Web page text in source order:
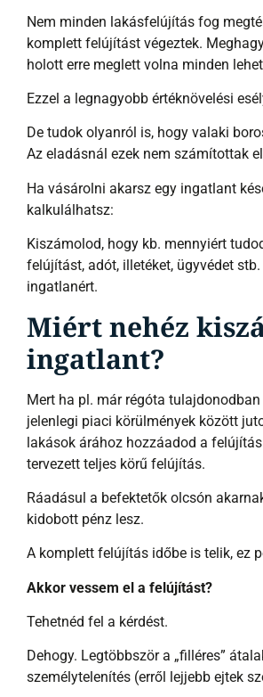
Nem minden lakásfelújítás fog
komplett felújítást végeztek.
holott erre meglett volna minden
Ezzel a legnagyobb értéknövelési
De tudok olyanról is, hogy valaki
Az eladásnál ezek nem számítottak
Ha vásárolni akarsz egy ingatlant
kalkulálhatsz:
Kiszámolod, hogy kb. mennyiért
felújítást, adót, illetéket, ügyvédet
ingatlanért.
Miért nehéz
ingatlant?
Mert ha pl. már régóta
jelenlegi piaci körülmények között
lakások árához hozzáadod a
tervezett teljes körű felújítás.
Ráadásul a befektetők olcsón
kidobott pénz lesz.
A komplett felújítás időbe is telik, ez
Akkor vessem el a felújítást?
Tehetnéd fel a kérdést.
Dehogy. Legtöbbször a „filléres”
személytelenítés (erről lejjebb ejtek